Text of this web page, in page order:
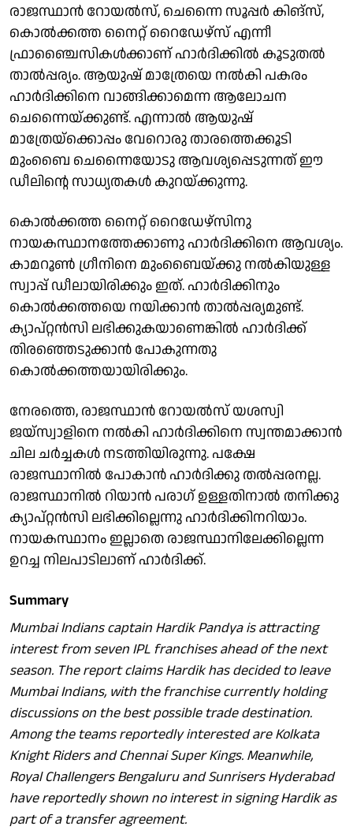
രാജസ്ഥാൻ റോയൽസ്, ചെന്നൈ സൂപ്പർ കിങ്‌സ്,
കൊൽക്കത്ത നൈറ്റ് റൈഡേഴ്‌സ് എന്നീ
ഫ്രാഞ്ചൈസികൾക്കാണ് ഹാർദിക്കിൽ കൂടുതൽ
താൽപ്പര്യം. ആയുഷ് മാത്രേയെ നൽകി പകരം
ഹാർദിക്കിനെ വാങ്ങിക്കാമെന്ന ആലോചന
ചെന്നൈയ്ക്കുണ്ട്. എന്നാൽ ആയുഷ്
മാത്രേയ്‌ക്കൊപ്പം വേറൊരു താരത്തെക്കൂടി
മുംബൈ ചെന്നൈയോടു ആവശ്യപ്പെടുന്നത് ഈ
ഡീലിന്റെ സാധ്യതകൾ കുറയ്ക്കുന്നു.
കൊൽക്കത്ത നൈറ്റ് റൈഡേഴ്‌സിനു
നായകസ്ഥാനത്തേക്കാണു ഹാർദിക്കിനെ ആവശ്യം.
കാമറൂൺ ഗ്രീനിനെ മുംബൈയ്ക്കു നൽകിയുള്ള
സ്വാപ്പ് ഡീലായിരിക്കും ഇത്. ഹാർദിക്കിനും
കൊൽക്കത്തയെ നയിക്കാൻ താൽപ്പര്യമുണ്ട്.
ക്യാപ്റ്റൻസി ലഭിക്കുകയാണെങ്കിൽ ഹാർദിക്ക്
തിരഞ്ഞെടുക്കാൻ പോകുന്നതു
കൊൽക്കത്തയായിരിക്കും.
നേരത്തെ, രാജസ്ഥാൻ റോയൽസ് യശസ്വി
ജയ്‌സ്വാളിനെ നൽകി ഹാർദിക്കിനെ സ്വന്തമാക്കാൻ
ചില ചർച്ചകൾ നടത്തിയിരുന്നു. പക്ഷേ
രാജസ്ഥാനിൽ പോകാൻ ഹാർദിക്കു തൽപ്പരനല്ല.
രാജസ്ഥാനിൽ റിയാൻ പരാഗ് ഉള്ളതിനാൽ തനിക്കു
ക്യാപ്റ്റൻസി ലഭിക്കില്ലെന്നു ഹാർദിക്കിനറിയാം.
നായകസ്ഥാനം ഇല്ലാതെ രാജസ്ഥാനിലേക്കില്ലെന്ന
ഉറച്ച നിലപാടിലാണ് ഹാർദിക്ക്.
Summary
Mumbai Indians captain Hardik Pandya is attracting
interest from seven IPL franchises ahead of the next
season. The report claims Hardik has decided to leave
Mumbai Indians, with the franchise currently holding
discussions on the best possible trade destination.
Among the teams reportedly interested are Kolkata
Knight Riders and Chennai Super Kings. Meanwhile,
Royal Challengers Bengaluru and Sunrisers Hyderabad
have reportedly shown no interest in signing Hardik as
part of a transfer agreement.